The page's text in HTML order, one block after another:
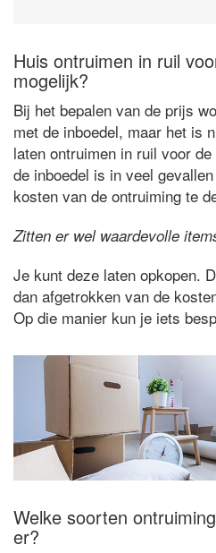
Huis ontruimen in ruil
mogelijk?
Bij het bepalen van de prijs
met de inboedel, maar het is
laten ontruimen in ruil voor
de inboedel is in veel
kosten van de ontruiming te
Zitten er wel waardevolle
Je kunt deze laten opkopen.
dan afgetrokken van de
Op die manier kun je iets
Welke soorten
er?